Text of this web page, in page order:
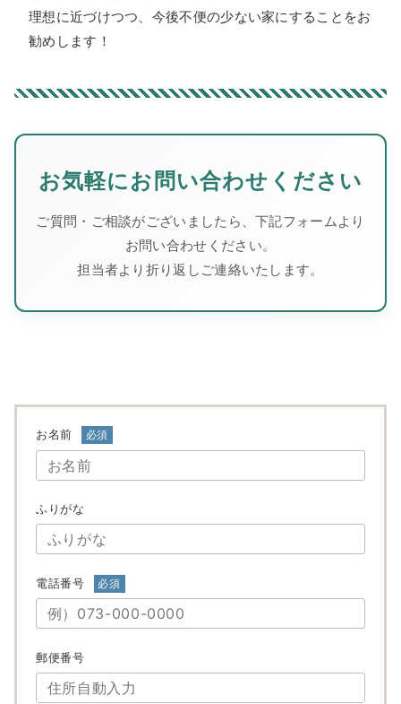
理想に近づけつつ、今後不便の少ない家にすることをお
勧めします！
お気軽にお問い合わせください
ご質問・ご相談がございましたら、下記フォームより
お問い合わせください。
担当者より折り返しご連絡いたします。
お名前 必須
ふりがな
電話番号 必須
郵便番号